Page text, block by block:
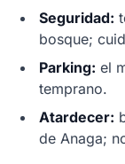
Seguridad:
bosque;
Parking: el
temprano.
Atardecer:
de Anaga;